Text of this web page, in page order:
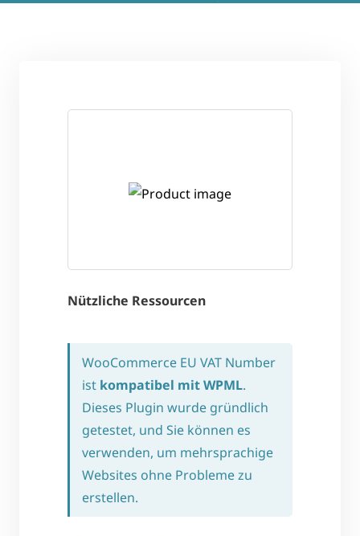
Nützliche Ressourcen
WooCommerce EU VAT Number
ist kompatibel mit WPML.
Dieses Plugin wurde gründlich
getestet, und Sie können es
verwenden, um mehrsprachige
Websites ohne Probleme zu
erstellen.